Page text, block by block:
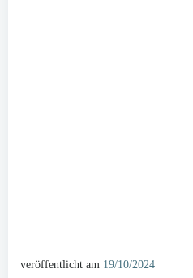
veröffentlicht am 19/10/2024